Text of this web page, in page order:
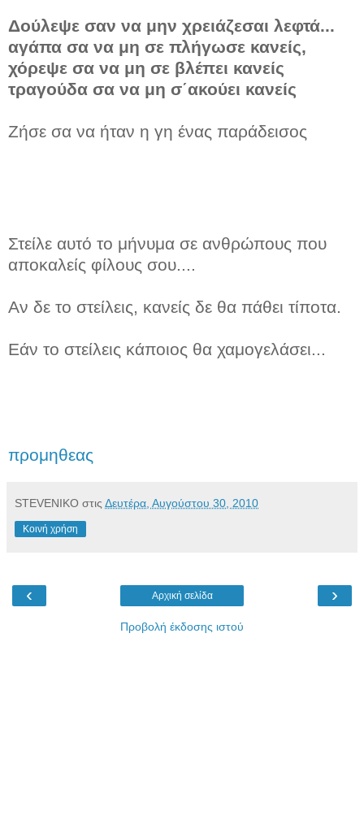
Δούλεψε σαν να μην χρειάζεσαι λεφτά...
αγάπα σα να μη σε πλήγωσε κανείς,
χόρεψε σα να μη σε βλέπει κανείς
τραγούδα σα να μη σ΄ακούει κανείς
Ζήσε σα να ήταν η γη ένας παράδεισος
Στείλε αυτό το μήνυμα σε ανθρώπους που
αποκαλείς φίλους σου....
Αν δε το στείλεις, κανείς δε θα πάθει τίποτα.
Εάν το στείλεις κάποιος θα χαμογελάσει...
προμηθεας
STEVENIKO στις Δευτέρα, Αυγούστου 30, 2010
Κοινή χρήση
‹ ›
Αρχική σελίδα
Προβολή έκδοσης ιστού